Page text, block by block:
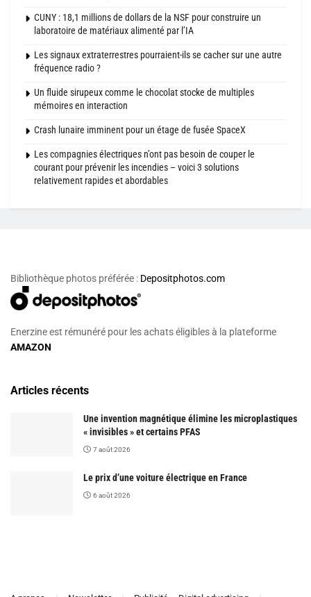
CUNY : 18,1 millions de dollars de la NSF pour construire un
laboratoire de matériaux alimenté par l’IA
Les signaux extraterrestres pourraient-ils se cacher sur une autre
fréquence radio ?
Un fluide sirupeux comme le chocolat stocke de multiples
mémoires en interaction
Crash lunaire imminent pour un étage de fusée SpaceX
Les compagnies électriques n’ont pas besoin de couper le
courant pour prévenir les incendies – voici 3 solutions
relativement rapides et abordables
Bibliothèque photos préférée : Depositphotos.com
Enerzine est rémunéré pour les achats éligibles à la plateforme
AMAZON
Articles récents
Une invention magnétique élimine les microplastiques
« invisibles » et certains PFAS
7 août 2026
Le prix d’une voiture électrique en France
6 août 2026